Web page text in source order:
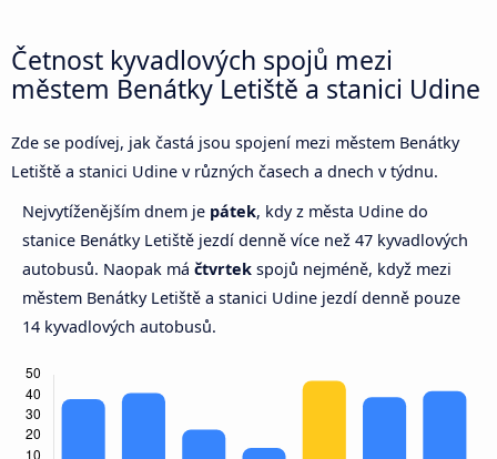
Četnost kyvadlových spojů mezi
městem Benátky Letiště a stanici Udine
Zde se podívej, jak častá jsou spojení mezi městem Benátky
Letiště a stanici Udine v různých časech a dnech v týdnu.
Nejvytíženějším dnem je pátek, kdy z města Udine do
stanice Benátky Letiště jezdí denně více než 47 kyvadlových
autobusů. Naopak má čtvrtek spojů nejméně, když mezi
městem Benátky Letiště a stanici Udine jezdí denně pouze
14 kyvadlových autobusů.